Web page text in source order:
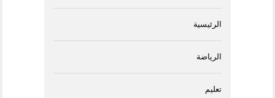
الرئيسية
الرياضة
تعليم